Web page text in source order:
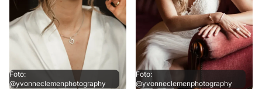
Foto:
@yvonneclemenphotography
Foto:
@yvonneclemenphotography